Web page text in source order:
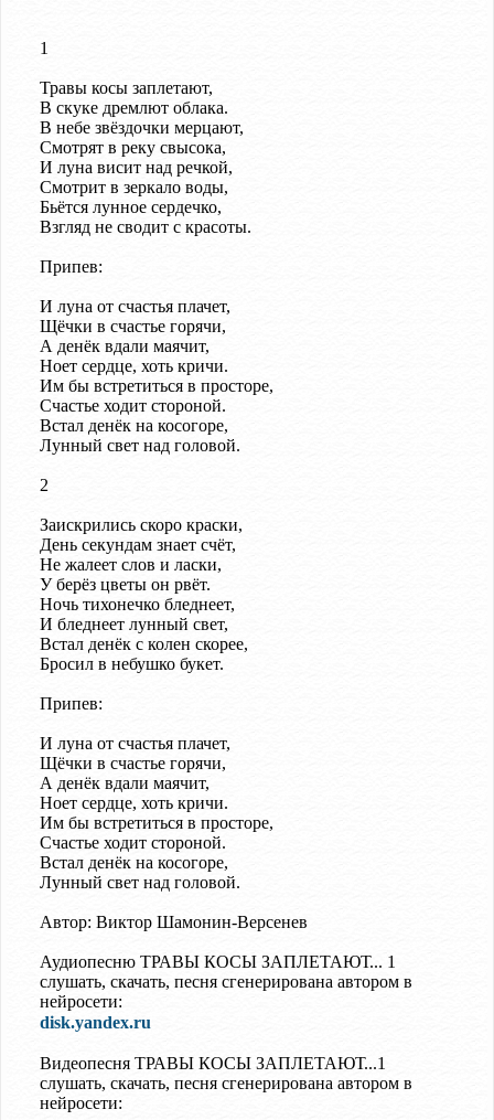
1
Травы косы заплетают,
В скуке дремлют облака.
В небе звёздочки мерцают,
Смотрят в реку свысока,
И луна висит над речкой,
Смотрит в зеркало воды,
Бьётся лунное сердечко,
Взгляд не сводит с красоты.
Припев:
И луна от счастья плачет,
Щёчки в счастье горячи,
А денёк вдали маячит,
Ноет сердце, хоть кричи.
Им бы встретиться в просторе,
Счастье ходит стороной.
Встал денёк на косогоре,
Лунный свет над головой.
2
Заискрились скоро краски,
День секундам знает счёт,
Не жалеет слов и ласки,
У берёз цветы он рвёт.
Ночь тихонечко бледнеет,
И бледнеет лунный свет,
Встал денёк с колен скорее,
Бросил в небушко букет.
Припев:
И луна от счастья плачет,
Щёчки в счастье горячи,
А денёк вдали маячит,
Ноет сердце, хоть кричи.
Им бы встретиться в просторе,
Счастье ходит стороной.
Встал денёк на косогоре,
Лунный свет над головой.
Автор: Виктор Шамонин-Версенев
Аудиопесню ТРАВЫ КОСЫ ЗАПЛЕТАЮТ... 1
слушать, скачать, песня сгенерирована автором в
нейросети:
disk.yandex.ru
Видеопесня ТРАВЫ КОСЫ ЗАПЛЕТАЮТ...1
слушать, скачать, песня сгенерирована автором в
нейросети: